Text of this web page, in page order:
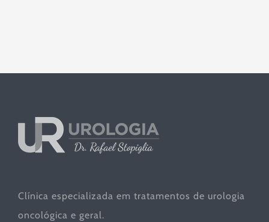
Clínica especializada em tratamentos de urologia
oncológica e geral.